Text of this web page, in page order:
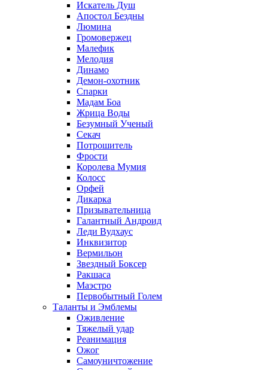
Искатель Душ
Апостол Бездны
Люмина
Громовержец
Малефик
Мелодия
Динамо
Демон-охотник
Спарки
Мадам Боа
Жрица Воды
Безумный Ученый
Секач
Потрошитель
Фрости
Королева Мумия
Колосс
Орфей
Дикарка
Призывательница
Галантный Андроид
Леди Вудхаус
Инквизитор
Вермильон
Звездный Боксер
Ракшаса
Маэстро
Первобытный Голем
Таланты и Эмблемы
Оживление
Тяжелый удар
Реанимация
Ожог
Самоуничтожение